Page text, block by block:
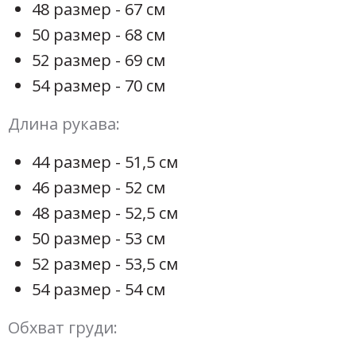
48 размер - 67 см
50 размер - 68 см
52 размер - 69 см
54 размер - 70 см
Длина рукава:
44 размер - 51,5 см
46 размер - 52 см
48 размер - 52,5 см
50 размер - 53 см
52 размер - 53,5 см
54 размер - 54 см
Обхват груди: